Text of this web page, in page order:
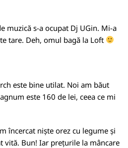
muzică s-a ocupat Dj UGin. Mi-a
tare. Deh, omul bagă la Loft
este bine utilat. Noi am băut
este 160 de lei, ceea ce mi
încercat niște orez cu legume și
vită. Bun! Iar prețurile la mâncare